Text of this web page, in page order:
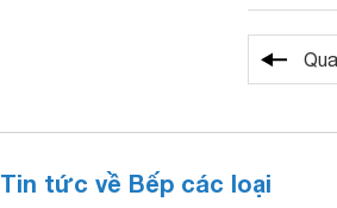
Tin tức về Bếp các loại